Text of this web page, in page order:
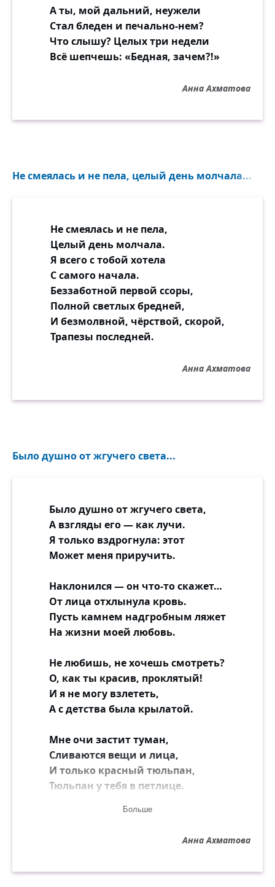
А ты, мой дальний, неужели
Стал бледен и печально-нем?
Что слышу? Целых три недели
Всё шепчешь: «Бедная, зачем?!»
Анна Ахматова
Не смеялась и не пела, целый день молчала...
Не смеялась и не пела,
Целый день молчала.
Я всего с тобой хотела
С самого начала.
Беззаботной первой ссоры,
Полной светлых бредней,
И безмолвной, чёрствой, скорой,
Трапезы последней.
Анна Ахматова
Было душно от жгучего света...
Было душно от жгучего света,
А взгляды его — как лучи.
Я только вздрогнула: этот
Может меня приручить.
Наклонился — он что-то скажет…
От лица отхлынула кровь.
Пусть камнем надгробным ляжет
На жизни моей любовь.
Не любишь, не хочешь смотреть?
О, как ты красив, проклятый!
И я не могу взлететь,
А с детства была крылатой.
Мне очи застит туман,
Сливаются вещи и лица,
И только красный тюльпан,
Тюльпан у тебя в петлице.
Как велит простая учтивость,
Полуласково, полулениво
Больше
Анна Ахматова